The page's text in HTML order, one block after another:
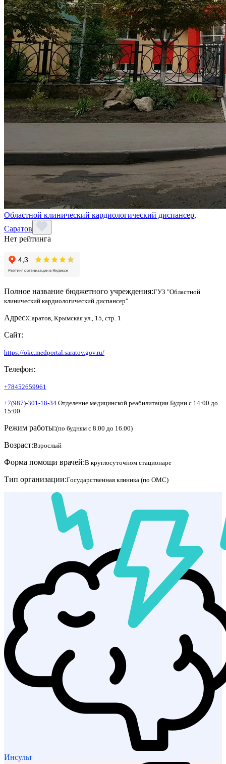
Областной клинический кардиологический диспансер,
Саратов
Нет рейтинга
Полное название бюджетного учреждения:ГУЗ "Областной
клинический кардиологический диспансер"
Адрес:Саратов, Крымская ул., 15, стр. 1
Сайт:
https://okc.medportal.saratov.gov.ru/
Телефон:
+78452659961
+7(987)-301-18-34 Отделение медицинской реабилитации Будни с 14:00 до
15:00
Режим работы:(по будням с 8.00 до 16.00)
Возраст:Взрослый
Форма помощи врачей:В круглосуточном стационаре
Тип организации:Государственная клиника (по ОМС)
Инсульт